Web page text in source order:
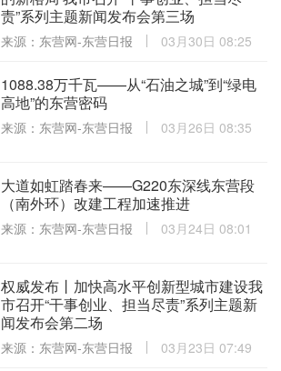
责”系列主题新闻发布会第三场
来源：东营网-东营日报 03月30日 08:25
1088.38万千瓦——从“石油之城”到“绿电
高地”的东营密码
来源：东营网-东营日报 03月26日 08:35
大道如虹踏春来——G220东深线东营段
（南外环）改建工程加速推进
来源：东营网-东营日报 03月24日 08:01
权威发布丨加快高水平创新型城市建设我
市召开“干事创业、担当尽责”系列主题新
闻发布会第二场
来源：东营网-东营日报 03月23日 07:49